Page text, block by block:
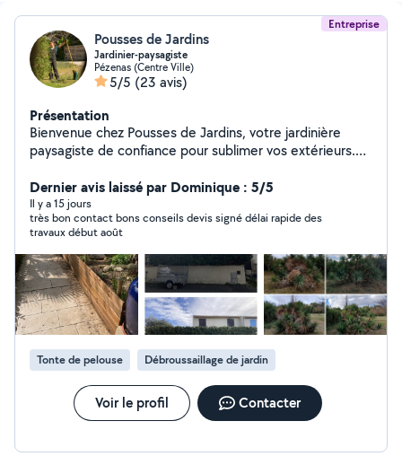
Entreprise
Pousses de Jardins
Jardinier-paysagiste
Pézenas (Centre Ville)
5/5 (23 avis)
Présentation
Bienvenue chez Pousses de Jardins, votre jardinière
paysagiste de confiance pour sublimer vos extérieurs.
haies, d'arbres et d'arbustes, ainsi que la tonte et le
débroussaillage de vos parcelles. Confiez moi
également le désherbage et l'entretien de vos massifs
pour un jardin impeccable en toute saison. Création de
jardins naturels et espaces verts méditerranéens
nécessitant peu d'entretien et peu d'arrosage,
résistants à la sécheresse et sans pesticide. Profitez
d'un savoir faire local unique. Devis gratuit sur simple
demande.
Dernier avis laissé par Dominique : 5/5
Il y a 15 jours
très bon contact bons conseils devis signé délai rapide des
travaux début août
Tonte de pelouse Débroussaillage de jardin
Voir le profil Contacter